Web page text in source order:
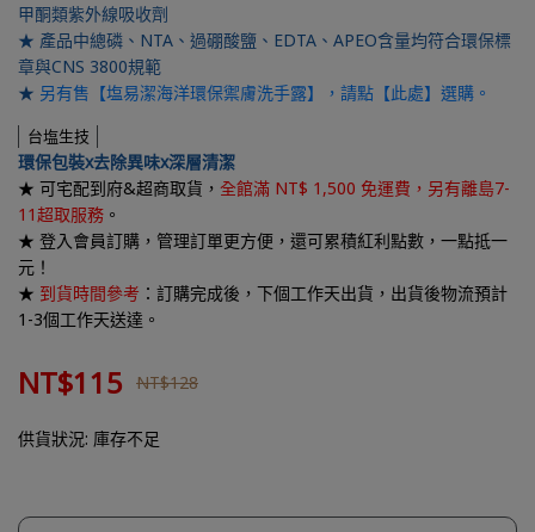
甲酮類紫外線吸收劑
★ 產品中總磷、NTA、過硼酸鹽、EDTA、APEO含量均符合環保標
章與CNS 3800規範
★ 另有售【塩易潔海洋環保禦膚洗手露】，請點【此處】選購。
台塩生技
環保包裝x去除異味x深層清潔
★ 可宅配到府&超商取貨， 全館滿 NT$ 1,500 免運費，另有離島7-
11超取服務 。
★ 登入會員訂購，管理訂單更方便，還可累積紅利點數，一點抵一
元 ！
★ 到貨時間參考 ：訂購完成後，下個工作天出貨，出貨後物流預計
1-3個工作天送達。
NT$115 NT$128
供貨狀況: 庫存不足